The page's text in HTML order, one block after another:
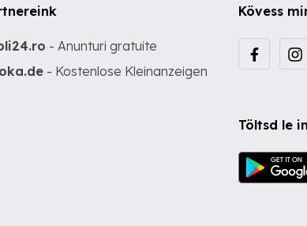
- Anunturi gratuite
- Kostenlose Kleinanzeigen
Kövess
Töltsd le